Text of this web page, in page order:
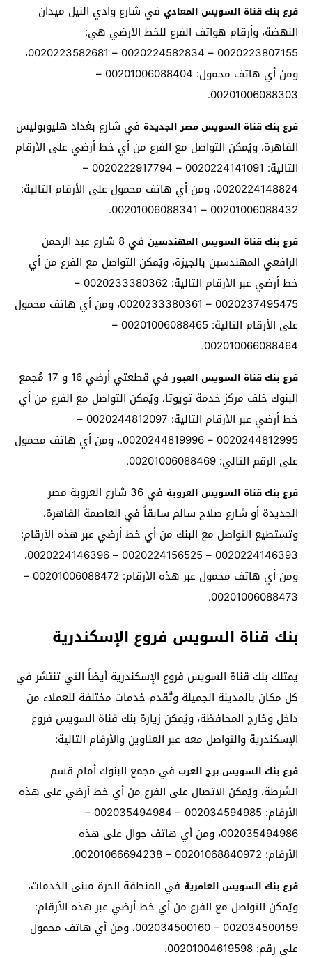
فرع بنك قناة السويس المعادي في شارع وادي النيل ميدان
النهضة، وأرقام هواتف الفرع للخط الأرضي هي:
0020223807155 – 0020224582834 – 0020223582681،
ومن أي هاتف محمول: 00201006088404 –
00201006088303.
فرع بنك قناة السويس مصر الجديدة في شارع بغداد هليوبوليس
القاهرة، ويُمكن التواصل مع الفرع من أي خط أرضي على الأرقام
التالية: 0020224141091 – 0020222917794 –
0020224148824، ومن أي هاتف محمول على الأرقام التالية:
00201006088432 – 00201006088341.
فرع بنك قناة السويس المهندسين
في 8 شارع عبد الرحمن
الرافعي المهندسين بالجيزة، ويُمكن التواصل مع الفرع من أي
خط أرضي عبر الأرقام التالية: 0020233380362 –
0020237495475 – 0020233380361، ومن أي هاتف محمول
على الأرقام التالية: 00201006088465 –
002010066088464.
فرع بنك قناة السويس العبور
في قطعتي أرضي 16 و 17 مُجمع
البنوك خلف مركز خدمة تويوتا، ويُمكن التواصل مع الفرع من أي
خط أرضي عبر الأرقام التالية: 0020244812097 –
0020244812995 – 0020244819996.، ومن أي هاتف محمول
على الرقم التالي: 00201006088469.
فرع بنك قناة السويس العروبة
في 36 شارع العروبة مصر
الجديدة أو شارع صلاح سالم سابقاً في العاصمة القاهرة،
وتستطيع التواصل مع البنك من أي خط أرضي عبر هذه الأرقام:
0020224146393 – 0020224156525 – 0020224146396،
ومن أي هاتف محمول عبر هذه الأرقام: 00201006088472 –
00201006088473.
بنك قناة السويس فروع الإسكندرية
يمتلك بنك قناة السويس فروع الإسكندرية أيضاً التي تنتشر في
كل مكان بالمدينة الجميلة وتُقدم خدمات مختلفة للعملاء من
داخل وخارج المحافظة، ويُمكن زيارة بنك قناة السويس فروع
الإسكندرية والتواصل معه عبر العناوين والأرقام التالية:
فرع بنك السويس برج العرب في مجمع البنوك أمام قسم
الشرطة، ويُمكن الاتصال على الفرع من أي خط أرضي على هذه
الأرقام: 002034594985 – 002035494984 –
002035494986، ومن أي هاتف جوال على هذه
الأرقام: 00201068840972 – 00201066694238.
فرع بنك السويس العامرية في المنطقة الحرة مبنى الخدمات،
ويُمكن التواصل مع الفرع من أي خط أرضي عبر هذه الأرقام:
002034500159 – 002034500160، ومن أي هاتف محمول
على رقم: 00201004619598.